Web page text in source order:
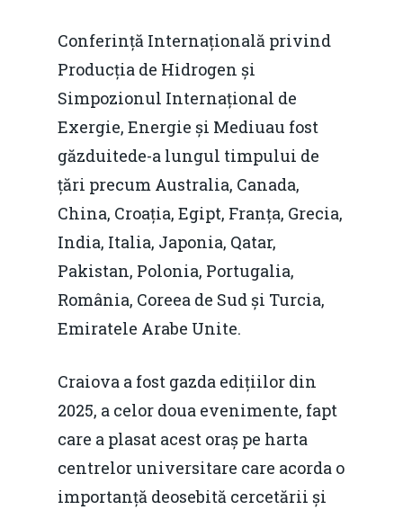
Conferință Internațională privind
Producția de Hidrogen și
Simpozionul Internațional de
Exergie, Energie și Mediuau fost
găzduitede-a lungul timpului de
țări precum Australia, Canada,
China, Croația, Egipt, Franța, Grecia,
India, Italia, Japonia, Qatar,
Pakistan, Polonia, Portugalia,
România, Coreea de Sud și Turcia,
Emiratele Arabe Unite.
Craiova a fost gazda edițiilor din
2025, a celor doua evenimente, fapt
care a plasat acest oraș pe harta
centrelor universitare care acorda o
importanță deosebită cercetării și